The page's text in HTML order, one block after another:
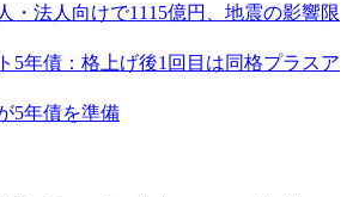
・法人向けで1115億円、地震の影響限
5年債：格上げ後1回目は同格プラスア
5年債を準備